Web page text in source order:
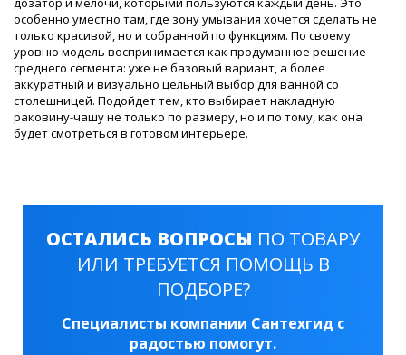
особенно уместно там, где зону умывания хочется сделать не
только красивой, но и собранной по функциям. По своему
уровню модель воспринимается как продуманное решение
среднего сегмента: уже не базовый вариант, а более
аккуратный и визуально цельный выбор для ванной со
столешницей. Подойдет тем, кто выбирает накладную
раковину-чашу не только по размеру, но и по тому, как она
будет смотреться в готовом интерьере.
ОСТАЛИСЬ ВОПРОСЫ ПО ТОВАРУ
ИЛИ ТРЕБУЕТСЯ ПОМОЩЬ В
ПОДБОРЕ?
Специалисты компании Сантехгид с
радостью помогут.